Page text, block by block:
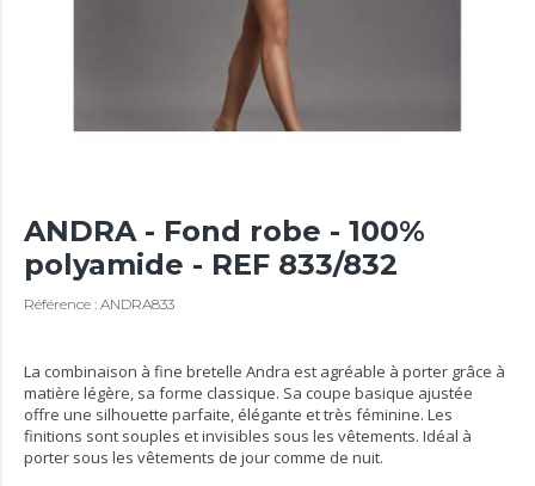
ANDRA - Fond robe - 100%
polyamide - REF 833/832
Référence : ANDRA833
La combinaison à fine bretelle Andra est agréable à porter grâce à
matière légère, sa forme classique. Sa coupe basique ajustée
offre une silhouette parfaite, élégante et très féminine. Les
finitions sont souples et invisibles sous les vêtements. Idéal à
porter sous les vêtements de jour comme de nuit.